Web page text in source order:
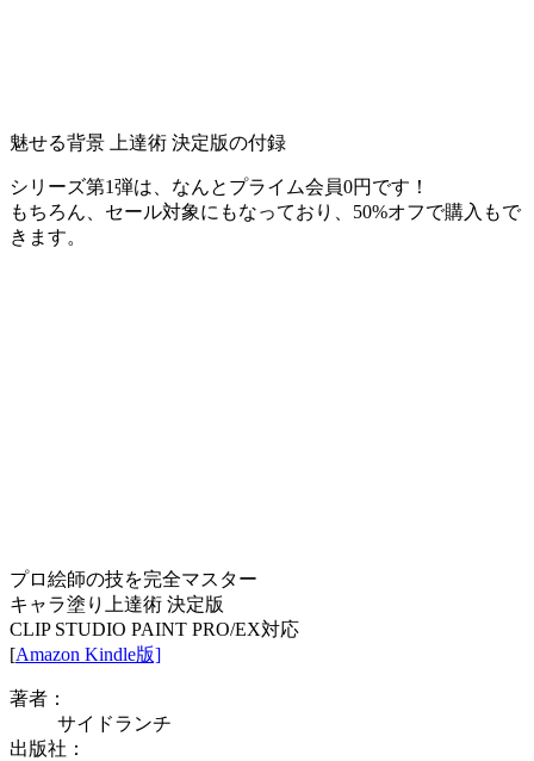
魅せる背景 上達術 決定版の付録
シリーズ第1弾は、なんとプライム会員0円です！
もちろん、セール対象にもなっており、50%オフで購入もで
きます。
プロ絵師の技を完全マスター
キャラ塗り上達術 決定版
CLIP STUDIO PAINT PRO/EX対応
[Amazon Kindle版]
著者：
サイドランチ
出版社：